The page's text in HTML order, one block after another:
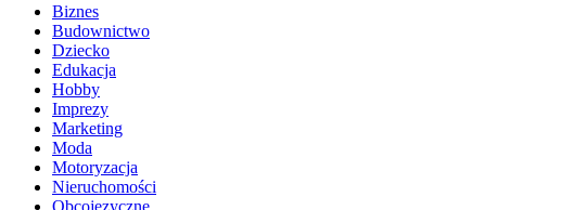
Biznes
Budownictwo
Dziecko
Edukacja
Hobby
Imprezy
Marketing
Moda
Motoryzacja
Nieruchomości
Obcojęzyczne